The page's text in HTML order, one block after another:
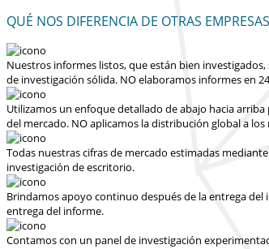
QUÉ NOS DIFERENCIA DE OTRAS EMPRESAS
Nuestros informes listos, que están bien investigados,
de investigación sólida. NO elaboramos informes en
Utilizamos un enfoque detallado de abajo hacia
del mercado. NO aplicamos la distribución global a
Todas nuestras cifras de mercado estimadas
investigación de escritorio.
Brindamos apoyo continuo después de la entrega
entrega del informe.
Contamos con un panel de investigación